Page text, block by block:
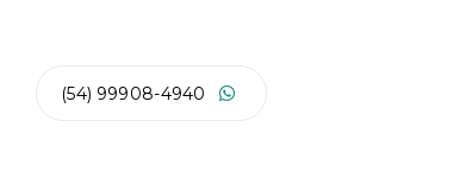
(54) 99908-4940